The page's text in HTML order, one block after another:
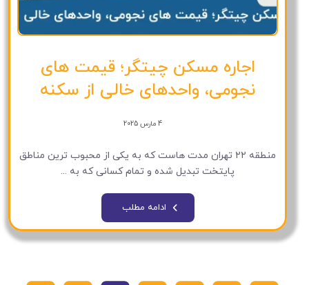
اجاره مسکن چیتگر؛ قیمت های
نجومی، واحدهای خالی از سکنه
4 مارس 2025
منطقه ۲۲ تهران مدت هاست که به یکی از محبوب ترین مناطق
پایتخت تبدیل شده و تمام کسانی که به ...
ادامه مطلب